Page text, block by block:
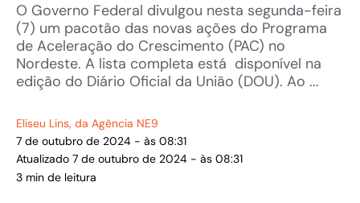
O Governo Federal divulgou nesta segunda-feira
(7) um pacotão das novas ações do Programa
de Aceleração do Crescimento (PAC) no
Nordeste. A lista completa está disponível na
edição do Diário Oficial da União (DOU). Ao ...
Eliseu Lins, da Agência NE9
7 de outubro de 2024 - às 08:31
Atualizado 7 de outubro de 2024 - às 08:31
3 min de leitura